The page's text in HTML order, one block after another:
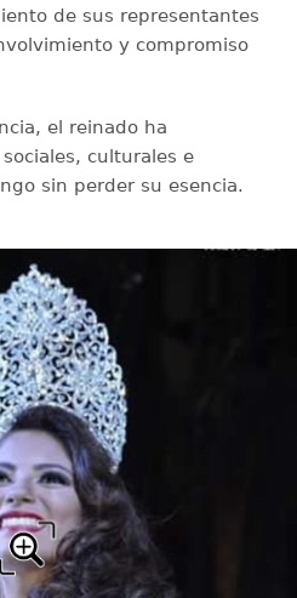
de sus representantes
y compromiso
el reinado ha
culturales e
sin perder su esencia.